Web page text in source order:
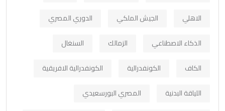
الاهلي
الجيش الملكي
الدوري المصري
الذكاء الاصطناعي
الزمالك
السنغال
الكاف
الكونفدرالية
الكونفدرالية الافريقية
اللياقة البدنية
المصري البورسعيدي